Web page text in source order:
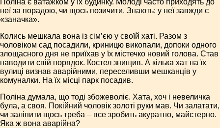
неї за порадою, чи щось позичити. Знають: у неї завжди є
«заначка».
Колись мешкала вона із сім’єю у своїй хаті. Разом з
чоловіком сад посадили, криницю викопали, допоки одного
злощасного дня не приїхав у їх містечко новий голова. Став
наводити свій порядок. Костел знищив. А кілька хат на їх
вулиці визнав аварійними, переселивши мешканців у
комуналки. На їх місці парк посадив.
Поліна думала, що тоді збожеволіє. Хата, хоч і невеличка
була, а своя. Покійний чоловік золоті руки мав. Чи залатати,
чи заліпити щось треба – все зробить акуратно, майстерно.
Яка ж вона аварійна?